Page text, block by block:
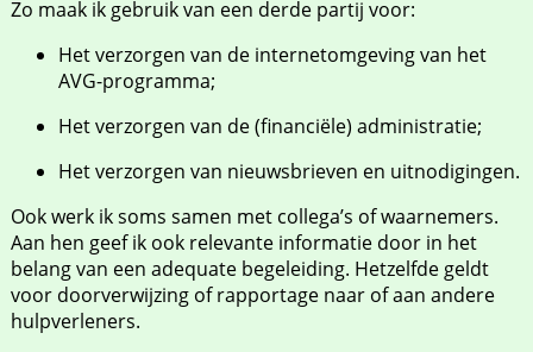
Zo maak ik gebruik van een derde partij voor:
Het verzorgen van de internetomgeving van het
AVG-programma;
Het verzorgen van de (financiële) administratie;
Het verzorgen van nieuwsbrieven en uitnodigingen.
Ook werk ik soms samen met collega’s of waarnemers.
Aan hen geef ik ook relevante informatie door in het
belang van een adequate begeleiding. Hetzelfde geldt
voor doorverwijzing of rapportage naar of aan andere
hulpverleners.